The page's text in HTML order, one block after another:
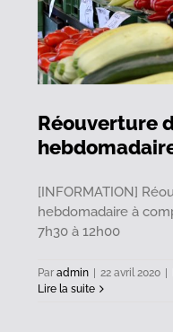
Réouverture
[INFORMATION]
hebdomadaire à
7h30 à 12h00
Par admin | 22 avril 2020 |
Lire la suite